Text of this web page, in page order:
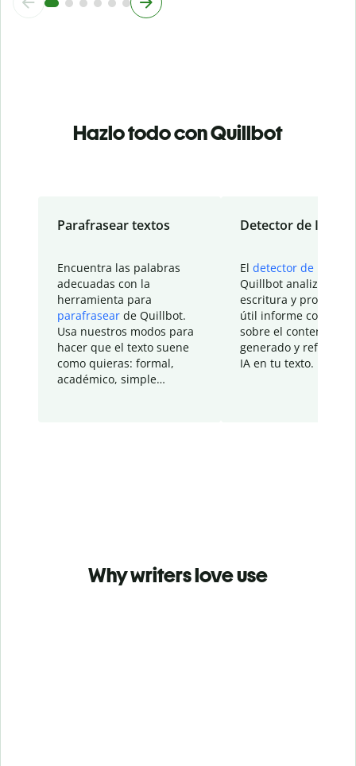
Hazlo todo con Quillbot
Parafrasear textos
Encuentra las palabras
adecuadas con la
herramienta para
parafrasear de Quillbot.
Usa nuestros modos para
hacer que el texto suene
como quieras: formal,
académico, simple…
Detector de IA
El detector de IA
Quillbot analiza tu
escritura y
útil informe con
sobre el contenido
generado y refinado
IA en tu texto.
Why writers love use